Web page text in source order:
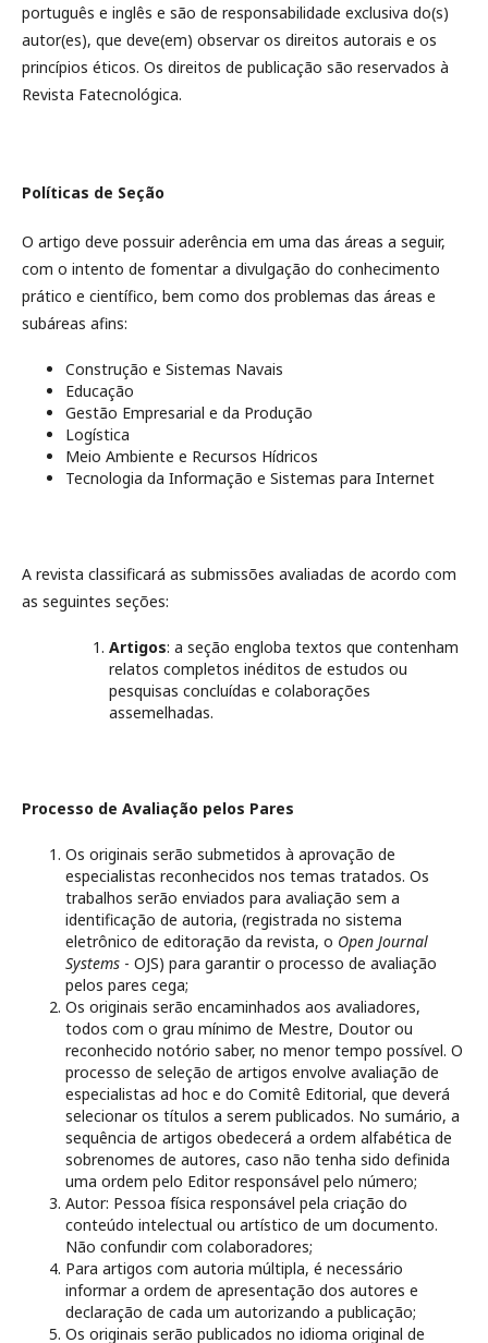
português e inglês e são de responsabilidade exclusiva do(s)
autor(es), que deve(em) observar os direitos autorais e os
princípios éticos. Os direitos de publicação são reservados à
Revista Fatecnológica.
Políticas de Seção
O artigo deve possuir aderência em uma das áreas a seguir,
com o intento de fomentar a divulgação do conhecimento
prático e científico, bem como dos problemas das áreas e
subáreas afins:
Construção e Sistemas Navais
Educação
Gestão Empresarial e da Produção
Logística
Meio Ambiente e Recursos Hídricos
Tecnologia da Informação e Sistemas para Internet
A revista classificará as submissões avaliadas de acordo com
as seguintes seções:
Artigos: a seção engloba textos que contenham
relatos completos inéditos de estudos ou
pesquisas concluídas e colaborações
assemelhadas.
Processo de Avaliação pelos Pares
Os originais serão submetidos à aprovação de
especialistas reconhecidos nos temas tratados. Os
trabalhos serão enviados para avaliação sem a
identificação de autoria, (registrada no sistema
eletrônico de editoração da revista, o Open Journal
Systems - OJS) para garantir o processo de avaliação
pelos pares cega;
Os originais serão encaminhados aos avaliadores,
todos com o grau mínimo de Mestre, Doutor ou
reconhecido notório saber, no menor tempo possível. O
processo de seleção de artigos envolve avaliação de
especialistas ad hoc e do Comitê Editorial, que deverá
selecionar os títulos a serem publicados. No sumário, a
sequência de artigos obedecerá a ordem alfabética de
sobrenomes de autores, caso não tenha sido definida
uma ordem pelo Editor responsável pelo número;
Autor: Pessoa física responsável pela criação do
conteúdo intelectual ou artístico de um documento.
Não confundir com colaboradores;
Para artigos com autoria múltipla, é necessário
informar a ordem de apresentação dos autores e
declaração de cada um autorizando a publicação;
Os originais serão publicados no idioma original de